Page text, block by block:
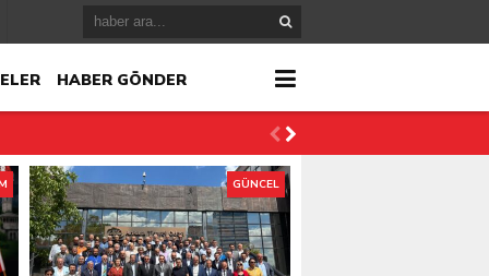
HABER GÖNDER
GÜNCEL